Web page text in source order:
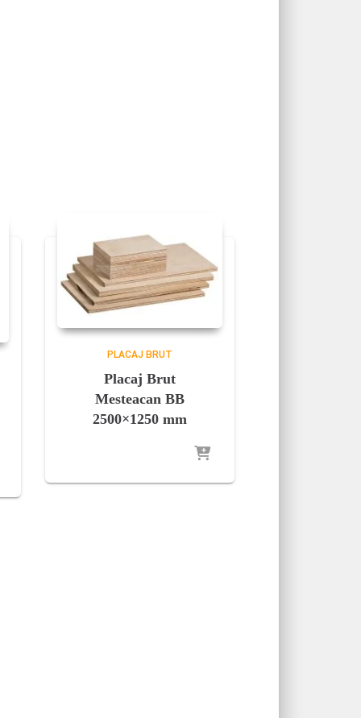
PLACAJ BRUT
Placaj Brut
Mesteacan BB
2500×1250 mm